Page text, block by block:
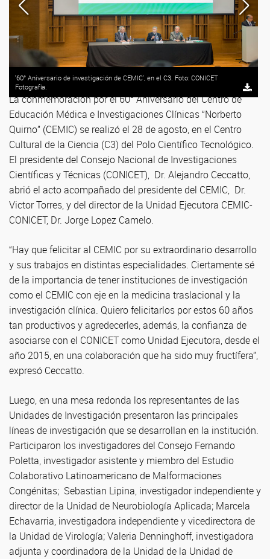
'60° Aniversario de investigación de CEMIC', en el C3. Foto: CONICET
Fotografía.
La conmemoración por el 60° Aniversario del Centro de
Educación Médica e Investigaciones Clínicas “Norberto
Quirno” (CEMIC) se realizó el 28 de agosto, en el Centro
Cultural de la Ciencia (C3) del Polo Científico Tecnológico.
El presidente del Consejo Nacional de Investigaciones
Científicas y Técnicas (CONICET), Dr. Alejandro Ceccatto,
abrió el acto acompañado del presidente del CEMIC, Dr.
Victor Torres, y del director de la Unidad Ejecutora CEMIC-
CONICET, Dr. Jorge Lopez Camelo.
“Hay que felicitar al CEMIC por su extraordinario desarrollo
y sus trabajos en distintas especialidades. Ciertamente sé
de la importancia de tener instituciones de investigación
como el CEMIC con eje en la medicina traslacional y la
investigación clínica. Quiero felicitarlos por estos 60 años
tan productivos y agredecerles, además, la confianza de
asociarse con el CONICET como Unidad Ejecutora, desde el
año 2015, en una colaboración que ha sido muy fructífera”,
expresó Ceccatto.
Luego, en una mesa redonda los representantes de las
Unidades de Investigación presentaron las principales
líneas de investigación que se desarrollan en la institución.
Participaron los investigadores del Consejo Fernando
Poletta, investigador asistente y miembro del Estudio
Colaborativo Latinoamericano de Malformaciones
Congénitas; Sebastian Lipina, investigador independiente y
director de la Unidad de Neurobiología Aplicada; Marcela
Echavarria, investigadora independiente y vicedirectora de
la Unidad de Virología; Valeria Denninghoff, investigadora
adjunta y coordinadora de la Unidad de la Unidad de